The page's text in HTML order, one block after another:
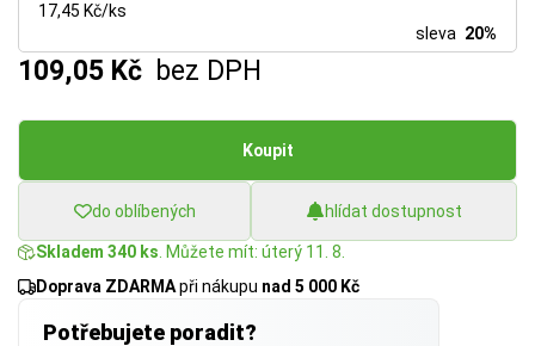
17,45 Kč/ks
sleva 20%
109,05 Kč bez DPH
Koupit
do oblíbených hlídat dostupnost
Skladem 340 ks . Můžete mít: úterý 11. 8.
Doprava ZDARMApři nákupu nad 5 000 Kč
Potřebujete poradit?